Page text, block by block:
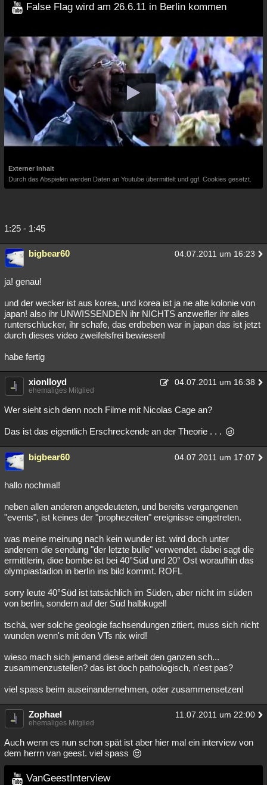
False Flag wird am 26.6.11 in Berlin kommen
Externer Inhalt
Durch das Abspielen werden Daten an Youtube übermittelt und ggf. Cookies gesetzt.
1:25 - 1:45
bigbear60 04.07.2011 um 16:23
ja! genau!
und der wecker ist aus korea, und korea ist ja ne alte kolonie von
japan! also ihr UNWISSENDEN ihr NICHTS anzweifler ihr alles
runterschlucker, ihr schafe, das erdbeben war in japan das ist jetzt
durch dieses video zweifelsfrei bewiesen!
habe fertig
xionlloyd 04.07.2011 um 16:38
ehemaliges Mitglied
Wer sieht sich denn noch Filme mit Nicolas Cage an?
Das ist das eigentlich Erschreckende an der Theorie . . .
bigbear60 04.07.2011 um 17:07
hallo nochmal!
neben allen anderen angedeuteten, und bereits vergangenen
"events", ist keines der "prophezeiten" ereignisse eingetreten.
was meine meinung nach kein wunder ist. wird doch unter
anderem die sendung "der letzte bulle" verwendet. dabei sagt die
ermittlerin, dioe bombe ist bei 40°Süd und 20° Ost woraufhin das
olympiastadion in berlin ins bild kommt. ROFL
sorry leute 40°Süd ist tatsächlich im Süden, aber nicht im süden
von berlin, sondern auf der Süd halbkugel!
tschä, wer solche geologie fachsendungen zitiert, muss sich nicht
wunden wenn's mit den VTs nix wird!
wieso mach sich jemand diese arbeit den ganzen sch...
zusammenzustellen? das ist doch pathologisch, n'est pas?
viel spass beim auseinandernehmen, oder zusammensetzen!
Zophael 11.07.2011 um 22:00
ehemaliges Mitglied
Auch wenn es nun schon spät ist aber hier mal ein interview von
dem herrn van geest. viel spass
VanGeestInterview